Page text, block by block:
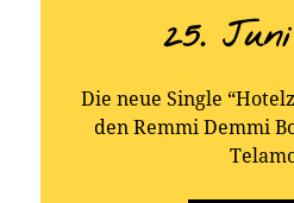
25.
Die neue Single
den Remmi Demmi